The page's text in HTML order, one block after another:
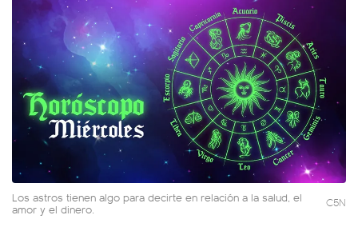
Los astros tienen algo para decirte en relación a la salud, el
amor y el dinero. C5N